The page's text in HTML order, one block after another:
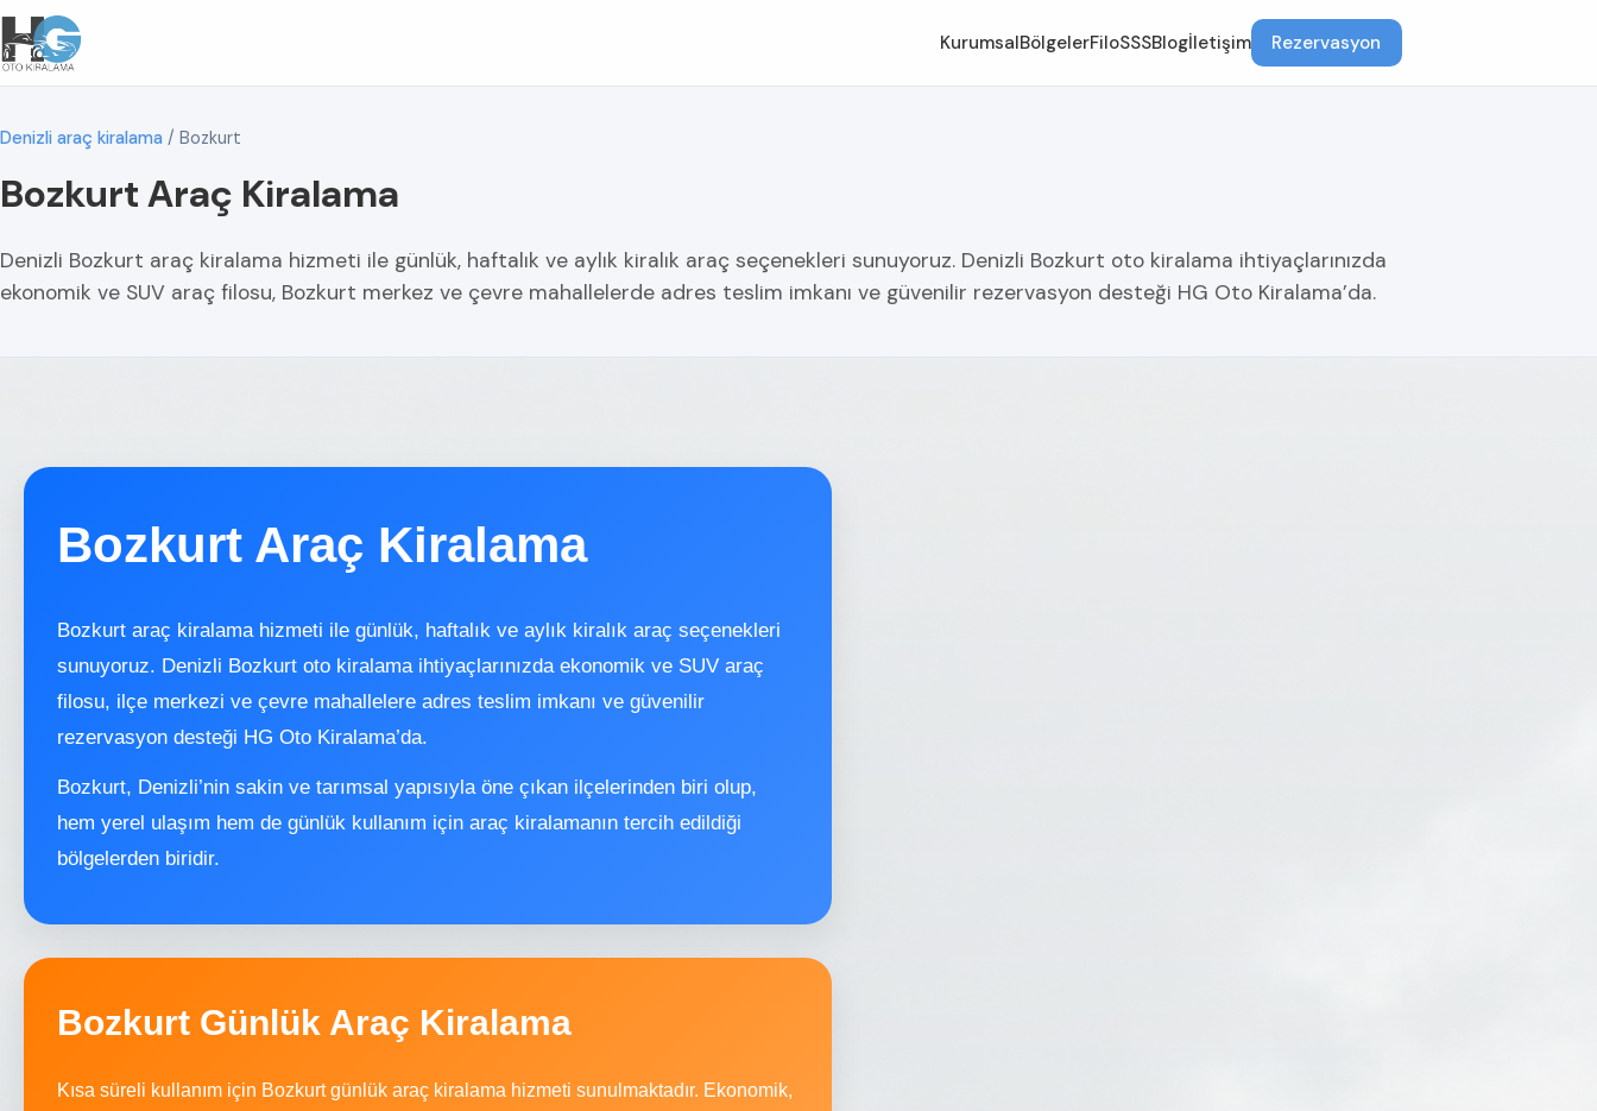
KurumsalBölgelerFiloSSSBlogİletişim Rezervasyon
Denizli araç kiralama / Bozkurt
Bozkurt Araç Kiralama
Denizli Bozkurt araç kiralama hizmeti ile günlük, haftalık ve aylık kiralık araç seçenekleri sunuyoruz. Denizli Bozkurt oto kiralama ihtiyaçlarınızda
ekonomik ve SUV araç filosu, Bozkurt merkez ve çevre mahallelerde adres teslim imkanı ve güvenilir rezervasyon desteği HG Oto Kiralama’da.
Bozkurt Araç Kiralama
Bozkurt araç kiralama hizmeti ile günlük, haftalık ve aylık kiralık araç seçenekleri
sunuyoruz. Denizli Bozkurt oto kiralama ihtiyaçlarınızda ekonomik ve SUV araç
filosu, ilçe merkezi ve çevre mahallelere adres teslim imkanı ve güvenilir
rezervasyon desteği HG Oto Kiralama’da.
Bozkurt, Denizli’nin sakin ve tarımsal yapısıyla öne çıkan ilçelerinden biri olup,
hem yerel ulaşım hem de günlük kullanım için araç kiralamanın tercih edildiği
bölgelerden biridir.
Bozkurt Günlük Araç Kiralama
Kısa süreli kullanım için Bozkurt günlük araç kiralama hizmeti sunulmaktadır. Ekonomik,